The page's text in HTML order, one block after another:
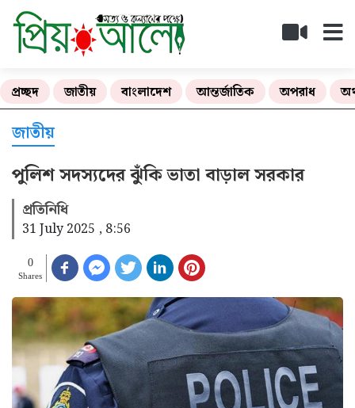
প্রচ্ছদ জাতীয় বাংলাদেশ আন্তর্জাতিক অপরাধ
জাতীয়
পুলিশ সদস্যদের ঝুঁকি ভাতা বাড়াল সরকার
প্রতিনিধি
31 July 2025 , 8:56
0
Shares